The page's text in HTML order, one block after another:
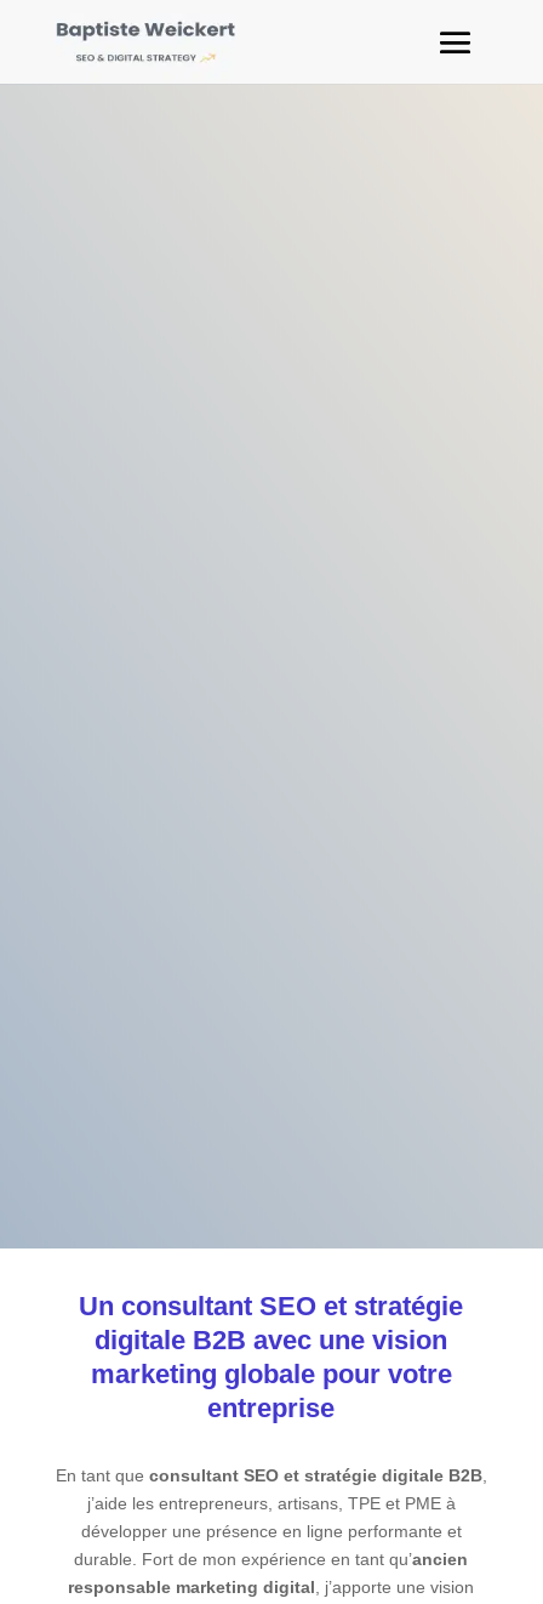
Un consultant SEO et stratégie
digitale B2B avec une vision
marketing globale pour votre
entreprise
En tant que consultant SEO et stratégie digitale B2B,
j’aide les entrepreneurs, artisans, TPE et PME à
développer une présence en ligne performante et
durable. Fort de mon expérience en tant qu’ancien
responsable marketing digital, j’apporte une vision